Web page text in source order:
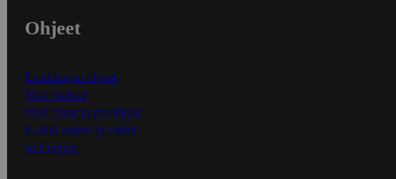
Ohjeet
Ensitilaajan ohjeet
Näin maksat
Näin tilaat ja muokkaat
Kaikki ohjeet ja vinkit
In English